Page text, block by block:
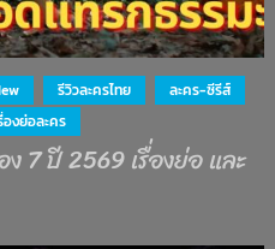
รีวิวละครไทย
ละคร-ซีรีส์
องย่อละคร
7 ปี 2569 เรื่องย่อ และ